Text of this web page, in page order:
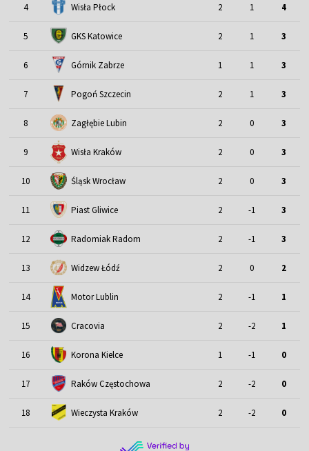
4 Wisła Płock 2 1 4
5 GKS Katowice 2 1 3
6 Górnik Zabrze 1 1 3
7 Pogoń Szczecin 2 1 3
8 Zagłębie Lubin 2 0 3
9 Wisła Kraków 2 0 3
10 Śląsk Wrocław 2 0 3
11 Piast Gliwice 2 -1 3
12 Radomiak Radom 2 -1 3
13 Widzew Łódź 2 0 2
14 Motor Lublin 2 -1 1
15 Cracovia 2 -2 1
16 Korona Kielce 1 -1 0
17 Raków Częstochowa 2 -2 0
18 Wieczysta Kraków 2 -2 0